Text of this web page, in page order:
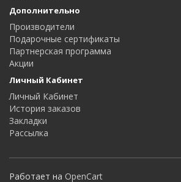
Дополнительно
Производители
Подарочные сертификаты
Партнерская программа
Акции
Личный Кабинет
Личный Кабинет
История заказов
Закладки
Рассылка
Работает на OpenCart